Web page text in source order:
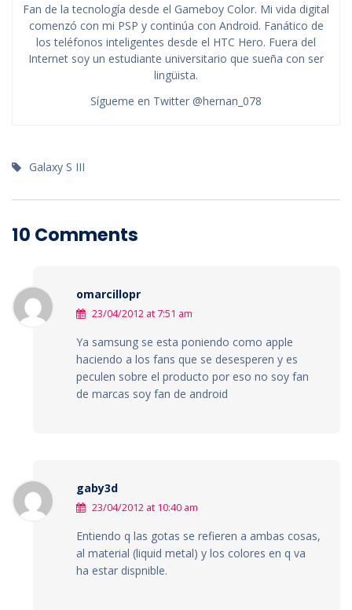
Fan de la tecnología desde el Gameboy Color. Mi vida digital
comenzó con mi PSP y continúa con Android. Fanático de
los teléfonos inteligentes desde el HTC Hero. Fuera del
Internet soy un estudiante universitario que sueña con ser
lingüista.
Sígueme en Twitter @hernan_078
Galaxy S III
10 Comments
omarcillopr
23/04/2012 at 7:51 am
Ya samsung se esta poniendo como apple
haciendo a los fans que se desesperen y es
peculen sobre el producto por eso no soy fan
de marcas soy fan de android
gaby3d
23/04/2012 at 10:40 am
Entiendo q las gotas se refieren a ambas cosas,
al material (liquid metal) y los colores en q va
ha estar dispnible.